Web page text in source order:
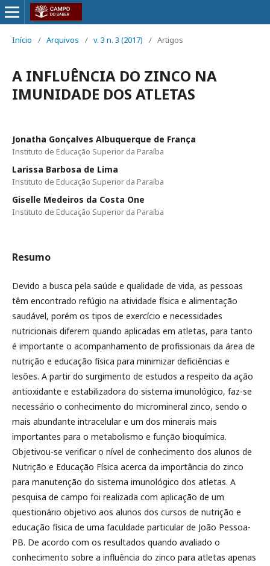
Início / Arquivos / v. 3 n. 3 (2017) / Artigos
A INFLUÊNCIA DO ZINCO NA
IMUNIDADE DOS ATLETAS
Jonatha Gonçalves Albuquerque de França
Instituto de Educação Superior da Paraíba
Larissa Barbosa de Lima
Instituto de Educação Superior da Paraíba
Giselle Medeiros da Costa One
Instituto de Educação Superior da Paraíba
Resumo
Devido a busca pela saúde e qualidade de vida, as pessoas
têm encontrado refúgio na atividade física e alimentação
saudável, porém os tipos de exercício e necessidades
nutricionais diferem quando aplicadas em atletas, para tanto
é importante o acompanhamento de profissionais da área de
nutrição e educação física para minimizar deficiências e
lesões. A partir do surgimento de estudos a respeito da ação
antioxidante e estabilizadora do sistema imunológico, faz-se
necessário o conhecimento do micromineral zinco, sendo o
mais abundante intracelular e um dos minerais mais
importantes para o metabolismo e função bioquímica.
Objetivou-se verificar o nível de conhecimento dos alunos de
Nutrição e Educação Física acerca da importância do zinco
para manutenção do sistema imunológico dos atletas. A
pesquisa de campo foi realizada com aplicação de um
questionário objetivo aos alunos dos cursos de nutrição e
educação física de uma faculdade particular de João Pessoa-
PB. De acordo com os resultados quando avaliado o
conhecimento sobre a influência do zinco para atletas apenas